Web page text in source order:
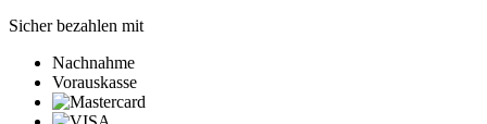
Sicher bezahlen mit
Nachnahme
Vorauskasse